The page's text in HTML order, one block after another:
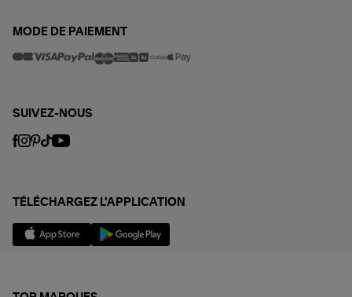
MODE DE PAIEMENT
SUIVEZ-NOUS
TÉLÉCHARGEZ L'APPLICATION